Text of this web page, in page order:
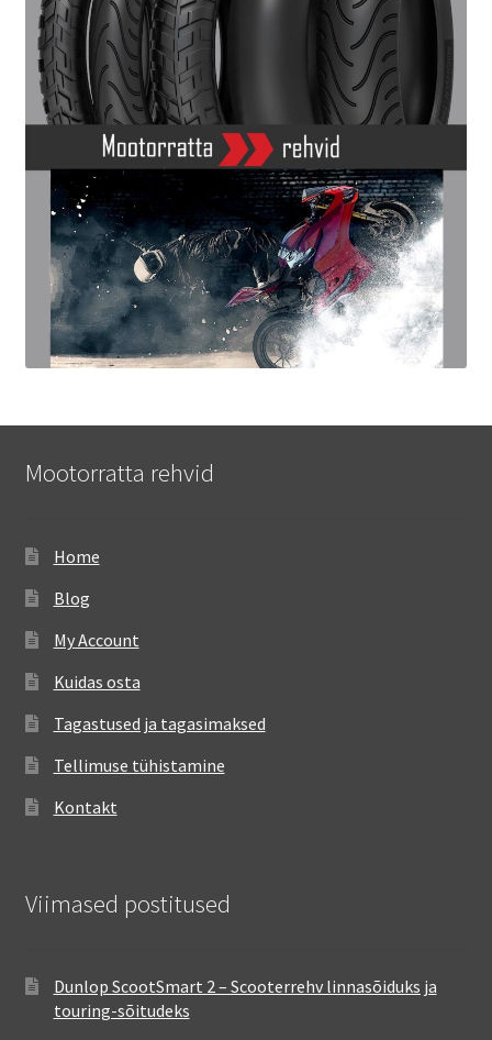
Mootorratta rehvid
Home
Blog
My Account
Kuidas osta
Tagastused ja tagasimaksed
Tellimuse tühistamine
Kontakt
Viimased postitused
Dunlop ScootSmart 2 – Scooterrehv linnasõiduks ja
touring-sõitudeks